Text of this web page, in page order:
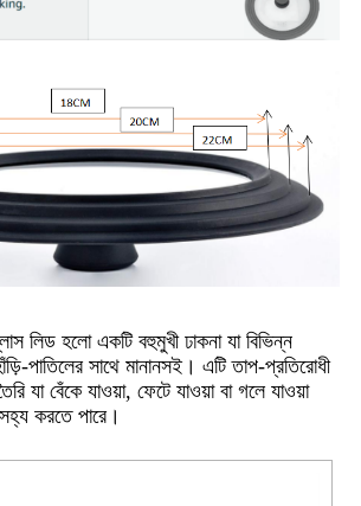
লিড হলো একটি বহুমুখী ঢাকনা যা বিভিন্ন
পাতিলের সাথে মানানসই। এটি তাপ-প্রতিরোধী
যা বেঁকে যাওয়া, ফেটে যাওয়া বা গলে যাওয়া
করতে পারে।